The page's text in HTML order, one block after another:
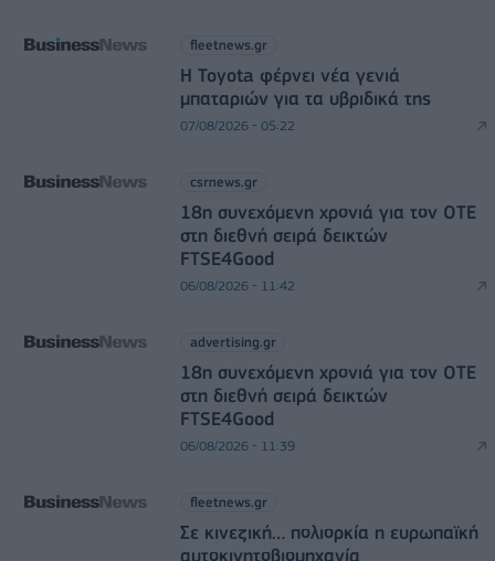
fleetnews.gr
Η Toyota φέρνει νέα γενιά
μπαταριών για τα υβριδικά της
07/08/2026 - 05:22
csrnews.gr
18η συνεχόμενη χρονιά για τον ΟΤΕ
στη διεθνή σειρά δεικτών
FTSE4Good
06/08/2026 - 11:42
advertising.gr
18η συνεχόμενη χρονιά για τον ΟΤΕ
στη διεθνή σειρά δεικτών
FTSE4Good
06/08/2026 - 11:39
fleetnews.gr
Σε κινεζική… πολιορκία η ευρωπαϊκή
αυτοκινητοβιομηχανία